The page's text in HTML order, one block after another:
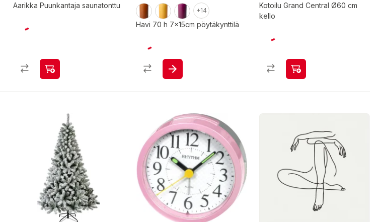
Aarikka Puunkantaja saunatonttu
+14
Havi 70 h 7x15cm pöytäkynttilä
Kotoilu Grand Central Ø60 cm
kello